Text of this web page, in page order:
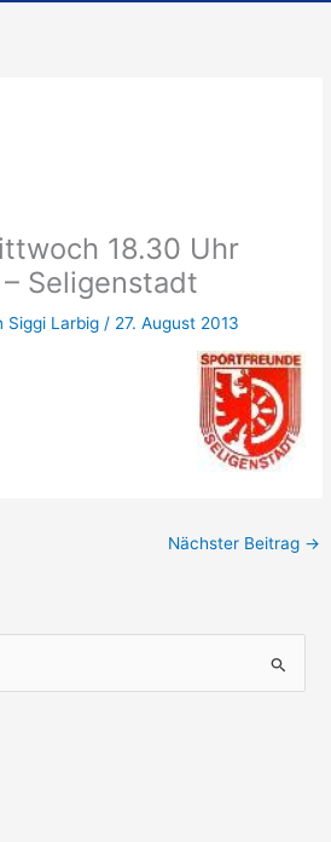
18.30 Uhr
Seligenstadt
Siggi Larbig / 27. August 2013
Nächster Beitrag →